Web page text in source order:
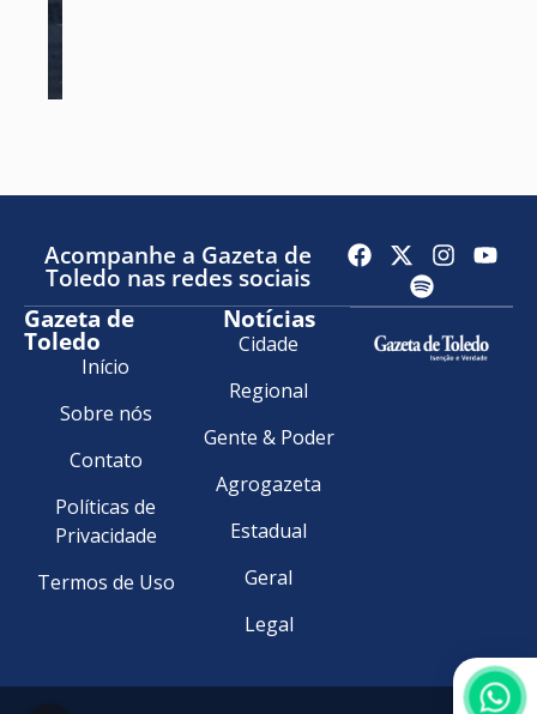
Acompanhe a Gazeta de
Toledo nas redes sociais
Gazeta de
Toledo
Início
Sobre nós
Contato
Políticas de
Privacidade
Termos de Uso
Notícias
Cidade
Regional
Gente & Poder
Agrogazeta
Estadual
Geral
Legal